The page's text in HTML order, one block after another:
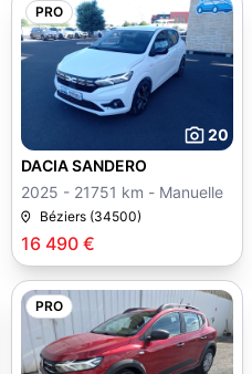
PRO
20
16 490 €
DACIA SANDERO
2025 - 21751 km - Manuelle
Béziers (34500)
PRO